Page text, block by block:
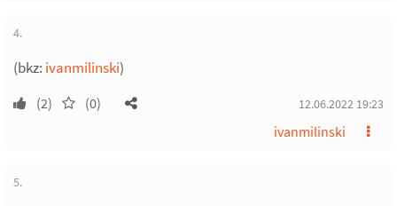
4.
(bkz: ivanmilinski)
(2) (0) 12.06.2022 19:23
ivanmilinski
5.